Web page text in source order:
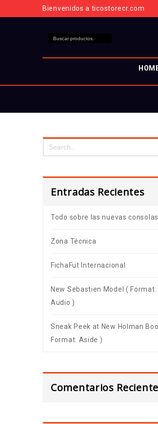
Bienvenidos a ticostorecr.com
Entradas Recientes
Todo sobre las nuevas
Zona Técnica
FichaFut Internacional
New Sebastien Model ( Format:
Audio )
Sneak Peek at New Holman
Format: Aside )
Comentarios